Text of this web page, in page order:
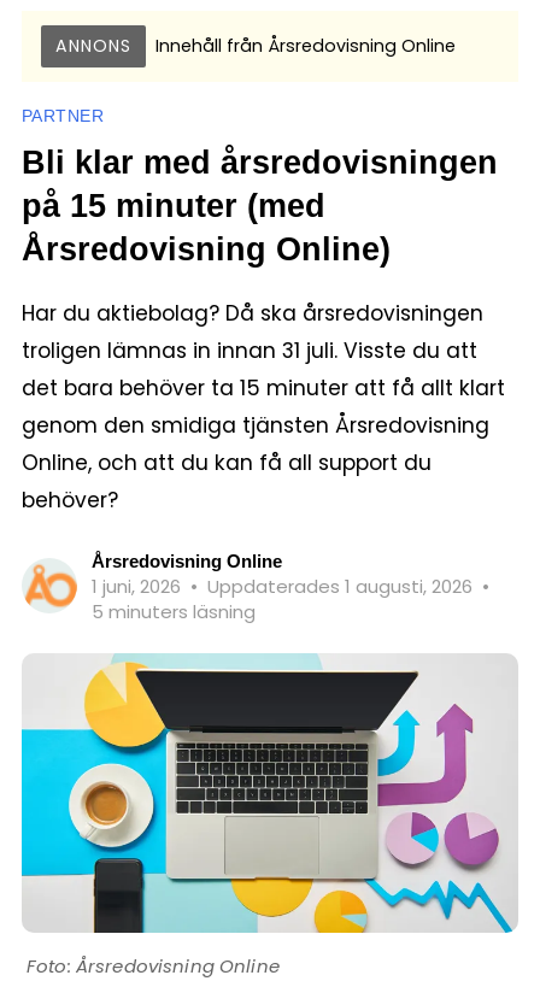
ANNONS Innehåll från Årsredovisning Online
PARTNER
Bli klar med årsredovisningen
på 15 minuter (med
Årsredovisning Online)
Har du aktiebolag? Då ska årsredovisningen
troligen lämnas in innan 31 juli. Visste du att
det bara behöver ta 15 minuter att få allt klart
genom den smidiga tjänsten Årsredovisning
Online, och att du kan få all support du
behöver?
Årsredovisning Online
1 juni, 2026 • Uppdaterades 1 augusti, 2026 •
5 minuters läsning
Årsredovisning Online